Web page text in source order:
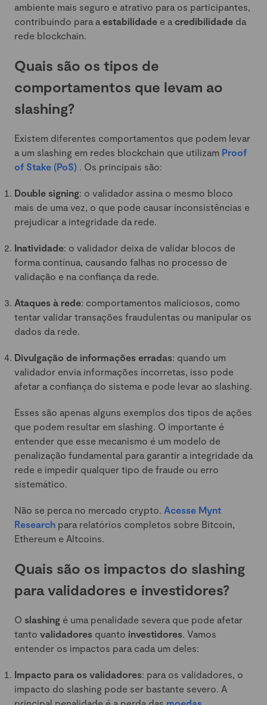
ambiente mais seguro e atrativo para os participantes,
contribuindo para a estabilidade e a credibilidade da
rede blockchain.
Quais são os tipos de
comportamentos que levam ao
slashing?
Existem diferentes comportamentos que podem levar
a um slashing em redes blockchain que utilizam Proof
of Stake (PoS) . Os principais são:
Double signing: o validador assina o mesmo bloco
mais de uma vez, o que pode causar inconsistências e
prejudicar a integridade da rede.
Inatividade: o validador deixa de validar blocos de
forma contínua, causando falhas no processo de
validação e na confiança da rede.
Ataques à rede: comportamentos maliciosos, como
tentar validar transações fraudulentas ou manipular os
dados da rede.
Divulgação de informações erradas: quando um
validador envia informações incorretas, isso pode
afetar a confiança do sistema e pode levar ao slashing.
Esses são apenas alguns exemplos dos tipos de ações
que podem resultar em slashing. O importante é
entender que esse mecanismo é um modelo de
penalização fundamental para garantir a integridade da
rede e impedir qualquer tipo de fraude ou erro
sistemático.
Não se perca no mercado crypto. Acesse Mynt
Research para relatórios completos sobre Bitcoin,
Ethereum e Altcoins.
Quais são os impactos do slashing
para validadores e investidores?
O slashing é uma penalidade severa que pode afetar
tanto validadores quanto investidores. Vamos
entender os impactos para cada um deles:
Impacto para os validadores: para os validadores, o
impacto do slashing pode ser bastante severo. A